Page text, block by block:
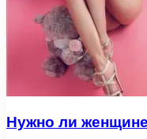
Нужно ли